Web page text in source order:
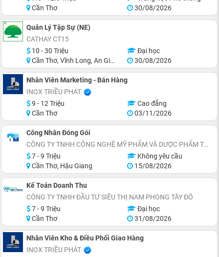
Cần Thơ
30/08/2026
Quản Lý Tập Sự (NE)
CATHAY CT15
10 - 30 Triệu
Đại học
Cần Thơ, Vĩnh Long, An Giang, Hậu Giang, Hồ Chí Minh
30/08/2026
Nhân Viên Marketing - Bán Hàng
INOX TRIỀU PHÁT
9 - 12 Triệu
Cao đẳng
Cần Thơ
03/11/2026
Công Nhân Đóng Gói
CÔNG TY TNHH CÔNG NGHỆ MỸ PHẨM VÀ DƯỢC PHẨM TỰ NHIÊN DANNYGREEN
7 - 9 Triệu
Không yêu cầu
Cần Thơ, Hậu Giang
15/08/2026
Kế Toán Doanh Thu
CÔNG TY TNHH ĐẦU TƯ SIÊU THỊ NAM PHONG TÂY ĐÔ
7 - 9 Triệu
Đại học
Cần Thơ
31/08/2026
Nhân Viên Kho & Điều Phối Giao Hàng
INOX TRIỀU PHÁT